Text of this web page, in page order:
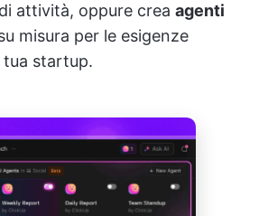
attività, oppure crea agenti
misura per le esigenze
tua startup.